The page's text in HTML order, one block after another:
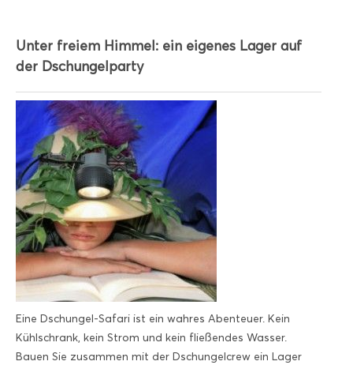
Unter freiem Himmel: ein eigenes Lager auf
der Dschungelparty
Eine Dschungel-Safari ist ein wahres Abenteuer. Kein
Kühlschrank, kein Strom und kein fließendes Wasser.
Bauen Sie zusammen mit der Dschungelcrew ein Lager